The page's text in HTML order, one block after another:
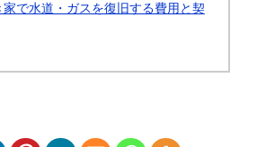
家で水道・ガスを復旧する費用と契